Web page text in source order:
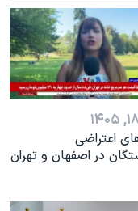
اعتراضی
در اصفهان و تهران